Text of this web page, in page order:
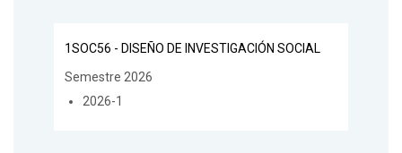
1SOC56 - DISEÑO DE INVESTIGACIÓN SOCIAL
Semestre 2026
2026-1